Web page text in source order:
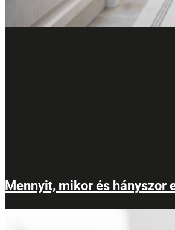
Mennyit, mikor és hányszor